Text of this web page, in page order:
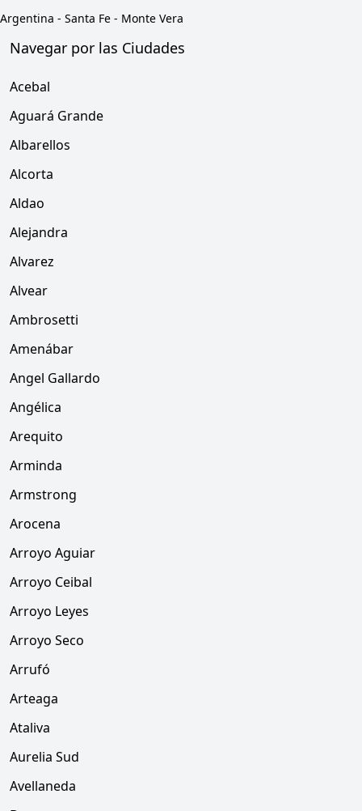
Argentina - Santa Fe - Monte Vera
Navegar por las Ciudades
Acebal
Aguará Grande
Albarellos
Alcorta
Aldao
Alejandra
Alvarez
Alvear
Ambrosetti
Amenábar
Angel Gallardo
Angélica
Arequito
Arminda
Armstrong
Arocena
Arroyo Aguiar
Arroyo Ceibal
Arroyo Leyes
Arroyo Seco
Arrufó
Arteaga
Ataliva
Aurelia Sud
Avellaneda